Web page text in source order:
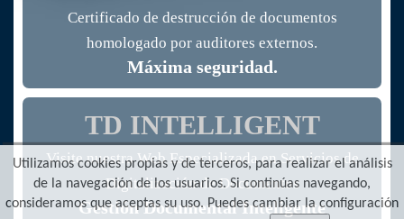
Certificado de destrucción de documentos
homologado por auditores externos.
Máxima seguridad.
TD INTELLIGENT
Visite nuestra Web Especializada en Servicios de
Digitalización de Documentos
Gestión Documental Inteligente
Utilizamos cookies propias y de terceros, para realizar el análisis
de la navegación de los usuarios. Si continúas navegando,
consideramos que aceptas su uso. Puedes cambiar la configuración